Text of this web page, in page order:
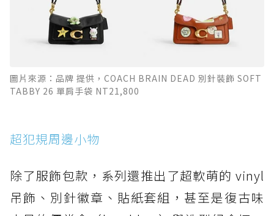
圖片來源：品牌 提供，COACH BRAIN DEAD 別針裝飾 SOFT
TABBY 26 單肩手袋 NT21,800
超犯規周邊小物
除了服飾包款，系列還推出了超軟萌的 vinyl
吊飾、別針徽章、貼紙套組，甚至是復古味